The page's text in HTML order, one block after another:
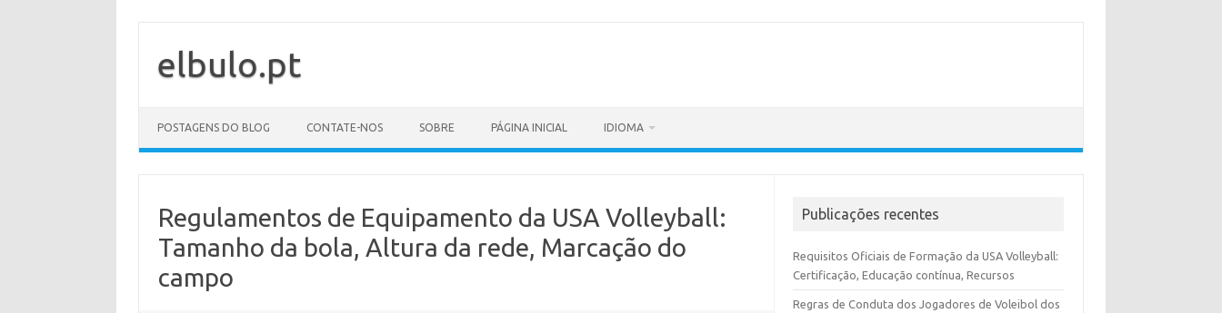
content
elbulo.pt
POSTAGENS DO BLOG CONTATE-NOS SOBRE PÁGINA INICIAL IDIOMA
Regulamentos de Equipamento da USA Volleyball:
Tamanho da bola, Altura da rede, Marcação do
campo
Publicações recentes
Requisitos Oficiais de Formação da USA Volleyball:
Certificação, Educação contínua, Recursos
Regras de Conduta dos Jogadores de Voleibol dos